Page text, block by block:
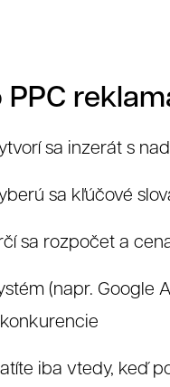
PPC
sa inzerát s
sa kľúčové
sa rozpočet a
(napr. Google
iba vtedy, keď